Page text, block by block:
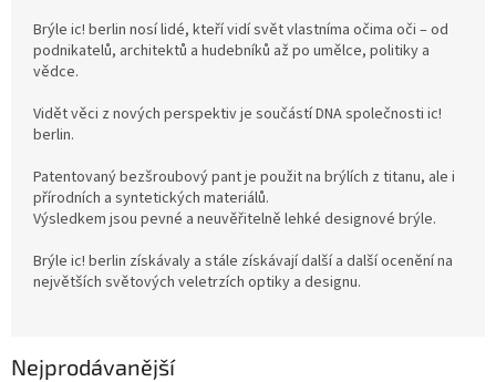
Brýle ic! berlin nosí lidé, kteří vidí svět vlastníma očima oči – od
podnikatelů, architektů a hudebníků až po umělce, politiky a
vědce.
Vidět věci z nových perspektiv je součástí DNA společnosti ic!
berlin.
Patentovaný bezšroubový pant je použit na brýlích z titanu, ale i
přírodních a syntetických materiálů.
Výsledkem jsou pevné a neuvěřitelně lehké designové brýle.
Brýle ic! berlin získávaly a stále získávají další a další ocenění na
největších světových veletrzích optiky a designu.
Nejprodávanější